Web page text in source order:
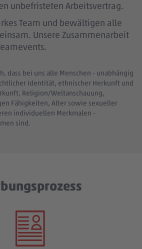
unbefristeten Arbeitsvertrag.
Team und bewältigen alle
Unsere Zusammenarbeit
dass bei uns alle Menschen - unabhängig
Identität, ethnischer Herkunft und
Religion/Weltanschauung,
Fähigkeiten, Alter sowie sexueller
individuellen Merkmalen -
sind.